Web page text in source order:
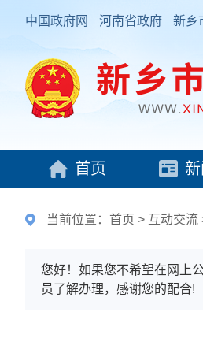
中国政府网 河南省政府 新乡
首页
当前位置： 首页 > 互动交流
您好！如果您不希望在网上
员了解办理，感谢您的配合!